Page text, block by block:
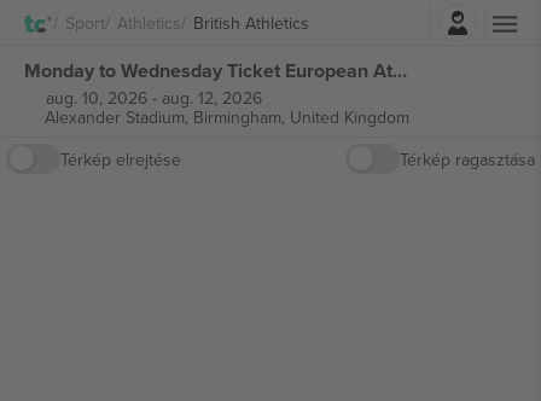
Sport Athletics British AthleticsBelépés
Monday to Wednesday Ticket European Athletics Championship Birmingham jegyek
aug. 10, 2026- aug. 12, 2026
Alexander Stadium, Birmingham, United Kingdom
Térkép elrejtése
Térkép ragasztása